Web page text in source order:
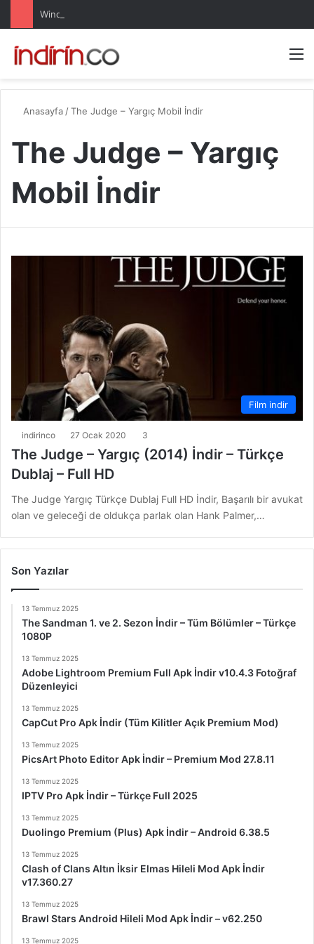
Windows 10 Pro indir – Türkçe – Güncel 2025
Anasayfa /The Judge – Yargıç Mobil İndir
The Judge – Yargıç
Mobil İndir
Film indir
indirinco 27 Ocak 2020 3
The Judge – Yargıç (2014) İndir – Türkçe
Dublaj – Full HD
The Judge Yargıç Türkçe Dublaj Full HD İndir, Başarılı bir avukat
olan ve geleceği de oldukça parlak olan Hank Palmer,…
Son Yazılar
13 Temmuz 2025
The Sandman 1. ve 2. Sezon İndir – Tüm Bölümler – Türkçe
1080P
13 Temmuz 2025
Adobe Lightroom Premium Full Apk İndir v10.4.3 Fotoğraf
Düzenleyici
13 Temmuz 2025
CapCut Pro Apk İndir (Tüm Kilitler Açık Premium Mod)
13 Temmuz 2025
PicsArt Photo Editor Apk İndir – Premium Mod 27.8.11
13 Temmuz 2025
IPTV Pro Apk İndir – Türkçe Full 2025
13 Temmuz 2025
Duolingo Premium (Plus) Apk İndir – Android 6.38.5
13 Temmuz 2025
Clash of Clans Altın İksir Elmas Hileli Mod Apk İndir
v17.360.27
13 Temmuz 2025
Brawl Stars Android Hileli Mod Apk İndir – v62.250
13 Temmuz 2025